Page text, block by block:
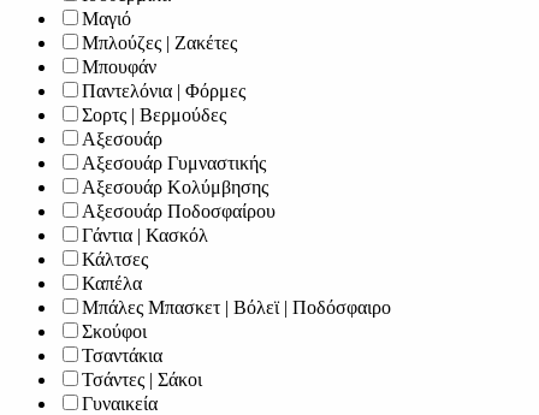
Μαγιό
Μπλούζες | Ζακέτες
Μπουφάν
Παντελόνια | Φόρμες
Σορτς | Βερμούδες
Αξεσουάρ
Αξεσουάρ Γυμναστικής
Αξεσουάρ Κολύμβησης
Αξεσουάρ Ποδοσφαίρου
Γάντια | Κασκόλ
Κάλτσες
Καπέλα
Μπάλες Μπασκετ | Βόλεϊ | Ποδόσφαιρο
Σκούφοι
Τσαντάκια
Τσάντες | Σάκοι
Γυναικεία